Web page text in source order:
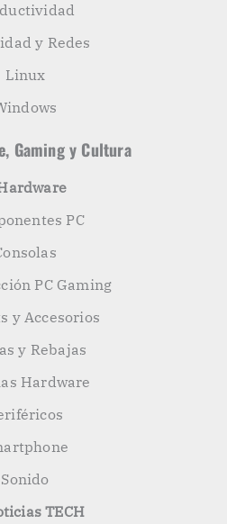
y Redes
Linux
Gaming y Cultura
PC
PC Gaming
y Accesorios
y Rebajas
Hardware
Sonido
TECH